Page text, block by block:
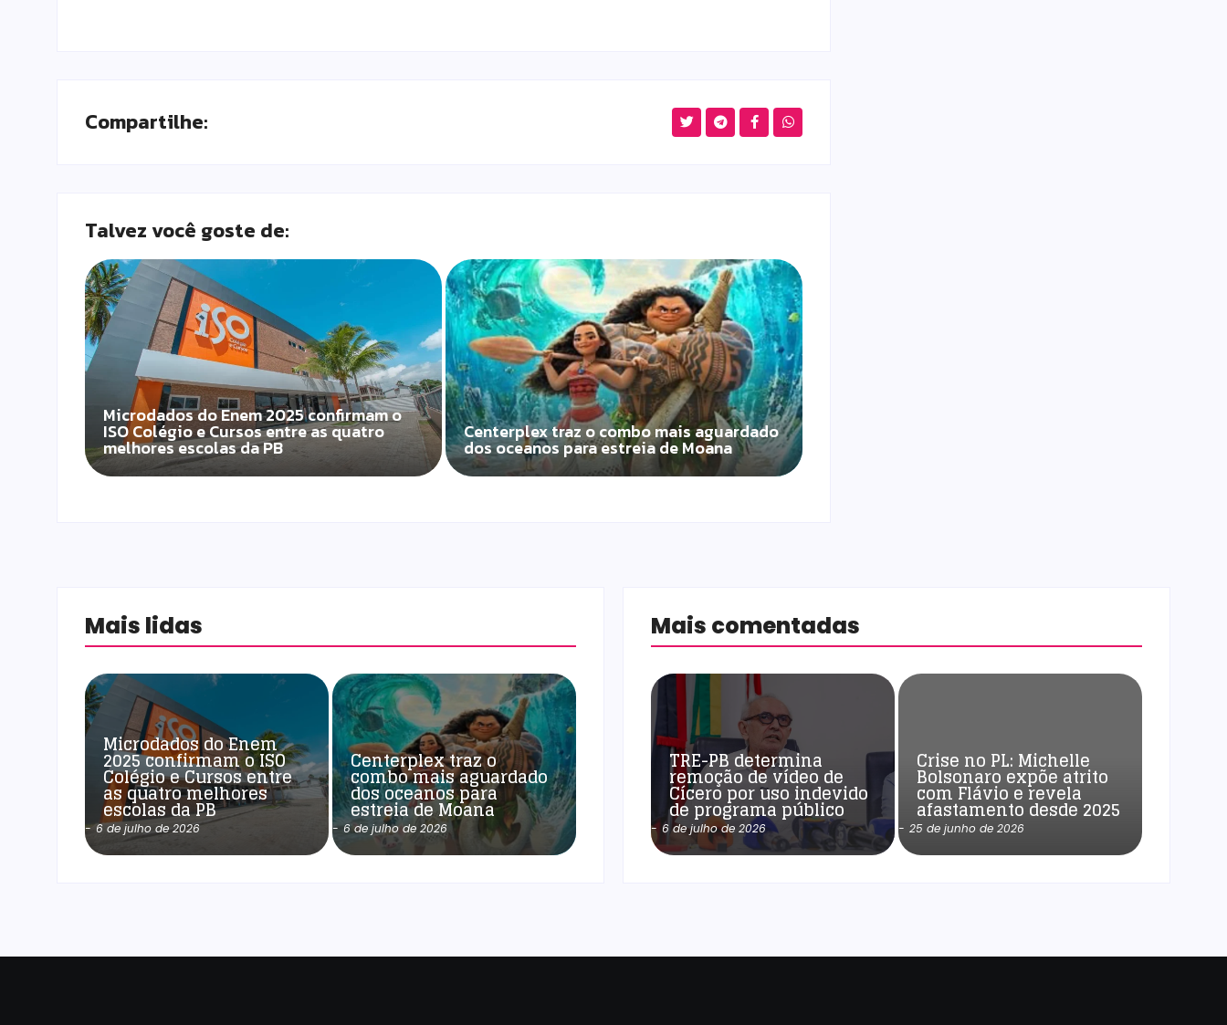
Compartilhe:
Talvez você goste de:
Microdados do Enem 2025 confirmam o
ISO Colégio e Cursos entre as quatro
melhores escolas da PB
Centerplex traz o combo mais aguardado
dos oceanos para estreia de Moana
Mais lidas
Microdados do Enem
2025 confirmam o ISO
Colégio e Cursos entre
as quatro melhores
escolas da PB
- 6 de julho de 2026
Centerplex traz o
combo mais aguardado
dos oceanos para
estreia de Moana
- 6 de julho de 2026
Mais comentadas
TRE-PB determina
remoção de vídeo de
Cícero por uso indevido
de programa público
- 6 de julho de 2026
Crise no PL: Michelle
Bolsonaro expõe atrito
com Flávio e revela
afastamento desde 2025
- 25 de junho de 2026